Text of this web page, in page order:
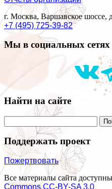
г. Москва, Варшавское шоссе,
+7 (495) 725-39-82
Мы в социальных сетях
Найти на сайте
Поддержать проект
Пожертвовать
Все материалы сайта
Commons СС-BY-SA 3.0